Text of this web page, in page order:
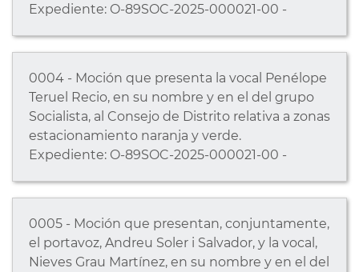
Expediente: O-89SOC-2025-000021-00 -
0004 - Moción que presenta la vocal Penélope
Teruel Recio, en su nombre y en el del grupo
Socialista, al Consejo de Distrito relativa a zonas
estacionamiento naranja y verde.
Expediente: O-89SOC-2025-000021-00 -
0005 - Moción que presentan, conjuntamente,
el portavoz, Andreu Soler i Salvador, y la vocal,
Nieves Grau Martínez, en su nombre y en el del